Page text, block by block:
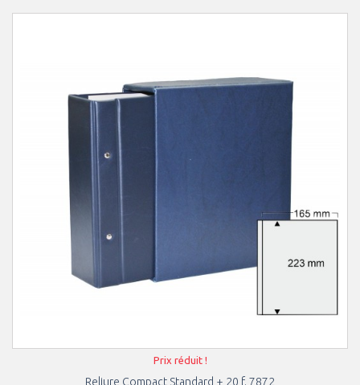
Prix réduit !
Reliure Compact Standard + 20 f. 7872